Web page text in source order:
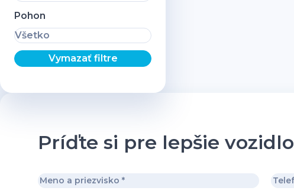
Pohon
Všetko
Vymazať filtre
Príďte si pre lepšie vozidlo